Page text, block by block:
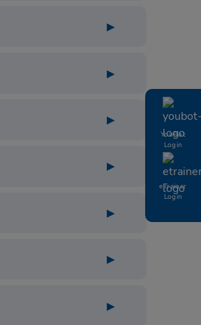
YouBot
Login
eTrainer
Login